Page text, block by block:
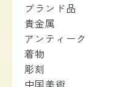
ブランド品
貴金属
アンティーク
着物
彫刻
中国美術